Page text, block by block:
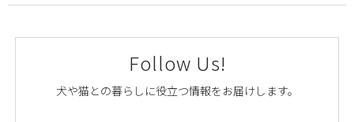
Follow Us!
犬や猫との暮らしに役立つ情報をお届けします。